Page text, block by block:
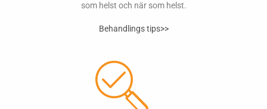
som helst och när som helst.
Behandlings tips>>